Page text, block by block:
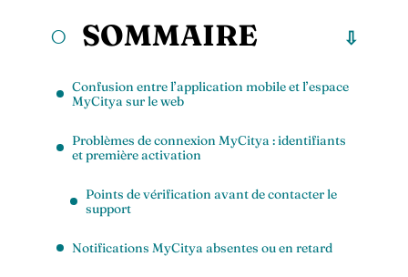
SOMMAIRE
Confusion entre l’application mobile et l’espace
MyCitya sur le web
Problèmes de connexion MyCitya : identifiants
et première activation
Points de vérification avant de contacter le
support
Notifications MyCitya absentes ou en retard